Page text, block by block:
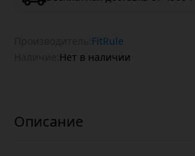
FitRule
Нет в наличии